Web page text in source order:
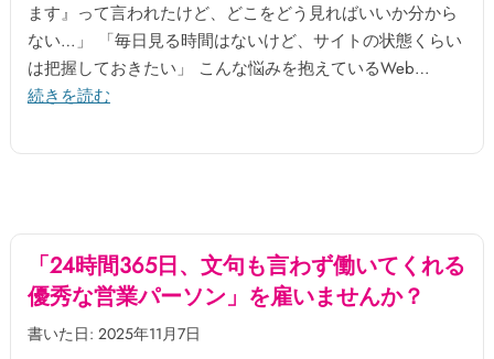
ます』って言われたけど、どこをどう見ればいいか分から
ない…」 「毎日見る時間はないけど、サイトの状態くらい
は把握しておきたい」 こんな悩みを抱えているWeb…
続きを読む
「24時間365日、文句も言わず働いてくれる
優秀な営業パーソン」を雇いませんか？
書いた日: 2025年11月7日